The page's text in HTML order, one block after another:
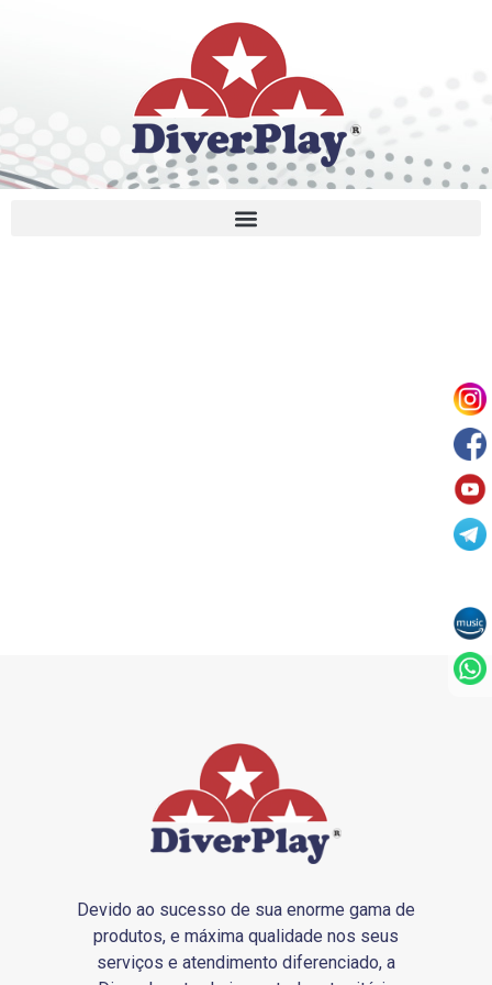
Devido ao sucesso de sua enorme gama de
produtos, e máxima qualidade nos seus
serviços e atendimento diferenciado, a